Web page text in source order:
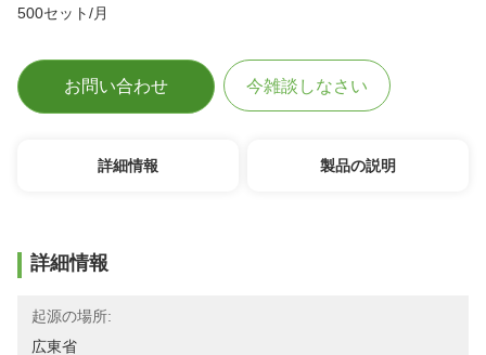
500セット/月
お問い合わせ 今雑談しなさい
詳細情報 製品の説明
詳細情報
起源の場所:
広東省